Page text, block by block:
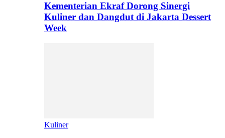
Kementerian Ekraf Dorong Sinergi
Kuliner dan Dangdut di Jakarta Dessert
Week
Kuliner